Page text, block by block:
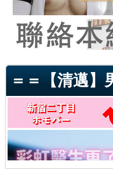
＝＝【清邁